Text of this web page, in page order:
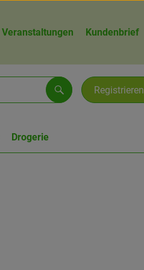
Veranstaltungen Kundenbrief
Registrieren
Suchen
Drogerie